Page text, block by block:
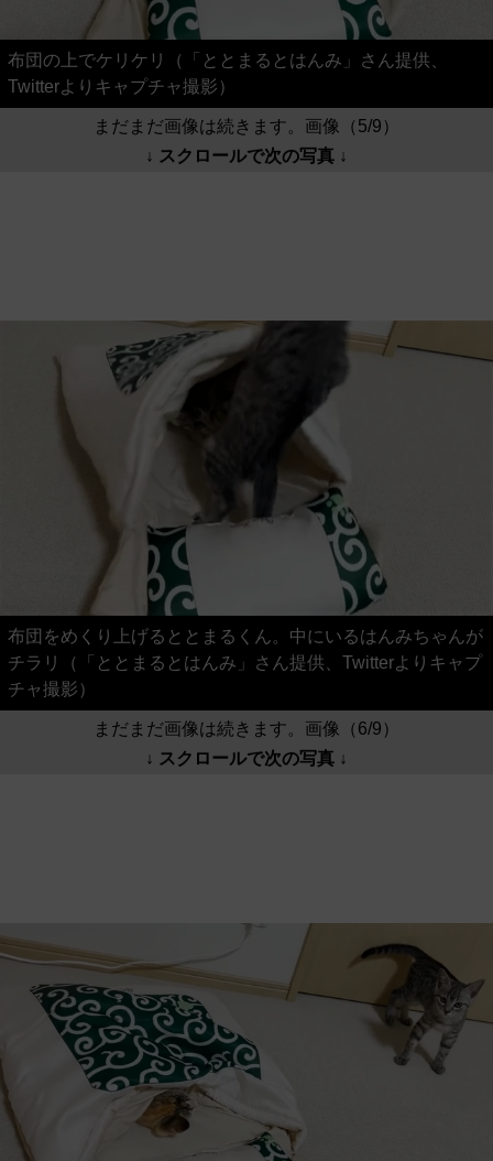
布団の上でケリケリ（「ととまるとはんみ」さん提供、
Twitterよりキャプチャ撮影）
まだまだ画像は続きます。画像（5/9）
↓ スクロールで次の写真 ↓
布団をめくり上げるととまるくん。中にいるはんみちゃんが
チラリ（「ととまるとはんみ」さん提供、Twitterよりキャプ
チャ撮影）
まだまだ画像は続きます。画像（6/9）
↓ スクロールで次の写真 ↓